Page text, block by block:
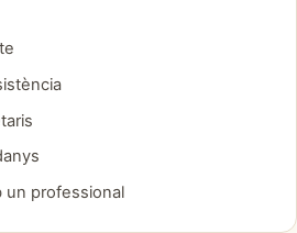
un professional